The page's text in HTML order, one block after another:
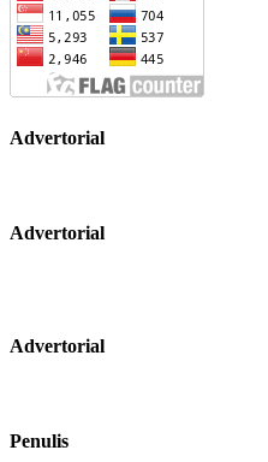
Advertorial
Advertorial
Advertorial
Penulis